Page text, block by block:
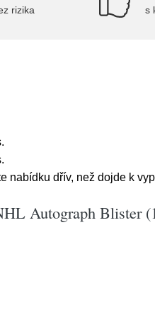
rizika s
nabídku dřív, než dojde k
Autograph Blister